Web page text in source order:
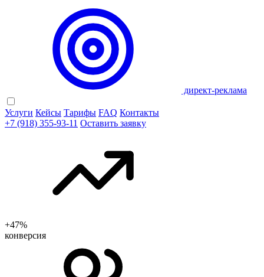
директ-реклама
Услуги Кейсы Тарифы FAQ Контакты
+7 (918) 355-93-11 Оставить заявку
+47%
конверсия